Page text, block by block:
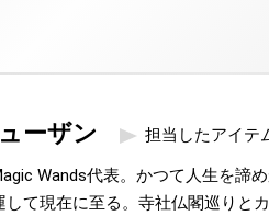
ーザン 担当したアイテ
Wands代表。かつて人生を諦
して現在に至る。寺社仏閣巡りと